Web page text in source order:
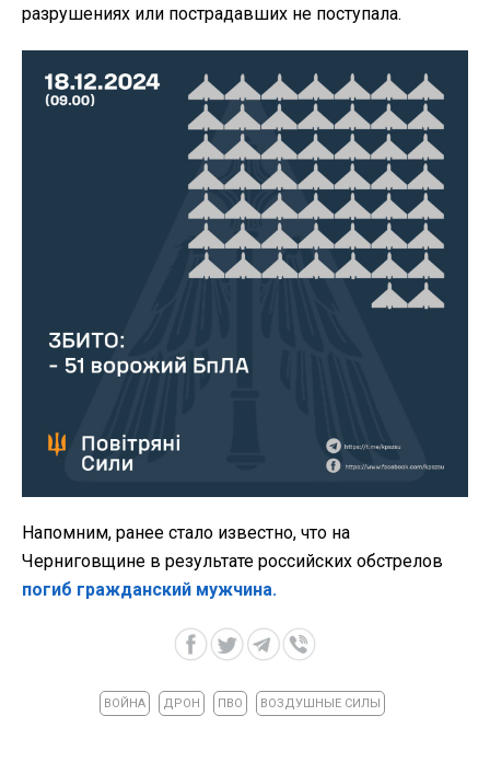
разрушениях или пострадавших не поступала.
Напомним, ранее стало известно, что на
Черниговщине в результате российских обстрелов
погиб гражданский мужчина.
ВОЙНА ДРОН ПВО ВОЗДУШНЫЕ СИЛЫ